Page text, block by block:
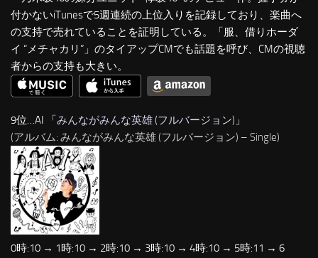
付かないiTunesで5週連続の上位入りを記録しており、楽曲へ
の支持で売れていることを証明している。「服、借りホーダ
イ “メチャカリ”」のタイアップCMでも話題を呼び、CMの視聴
者からの支持も大きい。
9位…AI 「みんながみんな英雄 (フルバージョン) 」
(アルバム: みんながみんな英雄 (フルバージョン) – Single)
0時:10 → 1時:10 → 2時:10 → 3時:10 → 4時:10 → 5時:11 → 6